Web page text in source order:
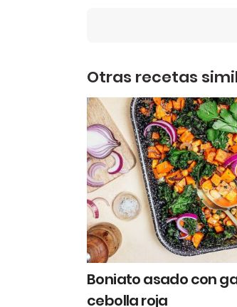
Otras recetas
Boniato asado con
cebolla roja